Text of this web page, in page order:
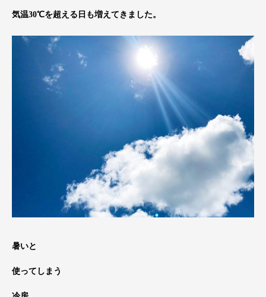
気温30℃を超える日も増えてきました。
暑いと
使ってしまう